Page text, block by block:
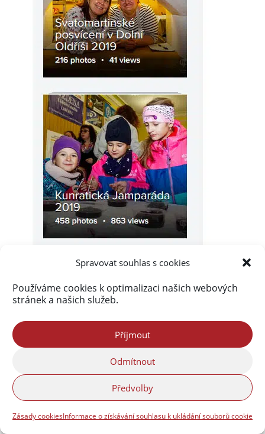
Spravovat souhlas s cookies
Používáme cookies k optimalizaci našich webových
stránek a našich služeb.
Příjmout
Odmítnout
Předvolby
Zásady cookiesInformace o získávání souhlasu k ukládání souborů cookie